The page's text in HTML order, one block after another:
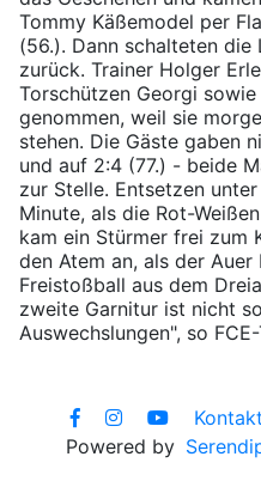
Tommy Käßemodel per
(56.). Dann schalteten die
zurück. Trainer Holger
Torschützen Georgi
genommen, weil sie
stehen. Die Gäste gaben
und auf 2:4 (77.) - beide
zur Stelle. Entsetzen
Minute, als die Rot-
kam ein Stürmer frei zum
den Atem an, als der
Freistoßball aus dem
zweite Garnitur ist nicht
Auswechslungen", so
Kontakt
Powered by